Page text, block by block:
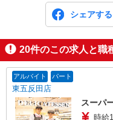
シェアする
20件のこの求人と職
アルバイト パート
東五反田店
スーパ
時給